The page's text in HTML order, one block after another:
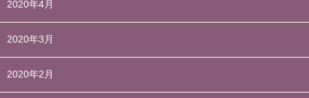
2020年4月
2020年3月
2020年2月